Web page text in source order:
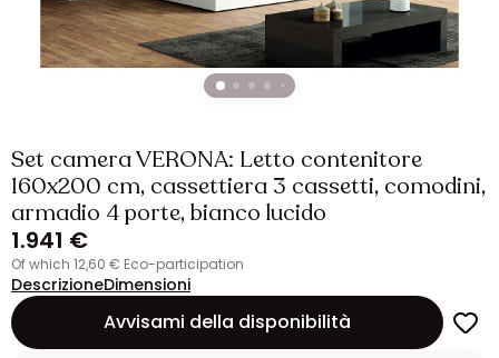
Set camera VERONA: Letto contenitore
160x200 cm, cassettiera 3 cassetti, comodini,
armadio 4 porte, bianco lucido
1.941 €
of which 12,60 € Eco-participation
DescrizioneDimensioni
Avvisami della disponibilità